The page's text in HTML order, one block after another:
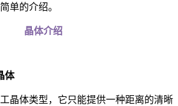
单的介绍。
晶体介绍
体
晶体类型，它只能提供一种距离的清晰